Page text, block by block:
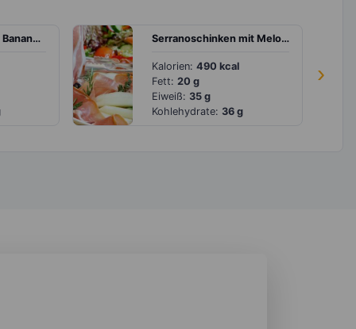
›
Blaubeershake mit Banane und Mandeln Serranoschinken mit Melone und gemischtem Salat
Kalorien: 490 kcal
Fett: 20 g
Eiweiß: 35 g
Kohlehydrate: 36 g